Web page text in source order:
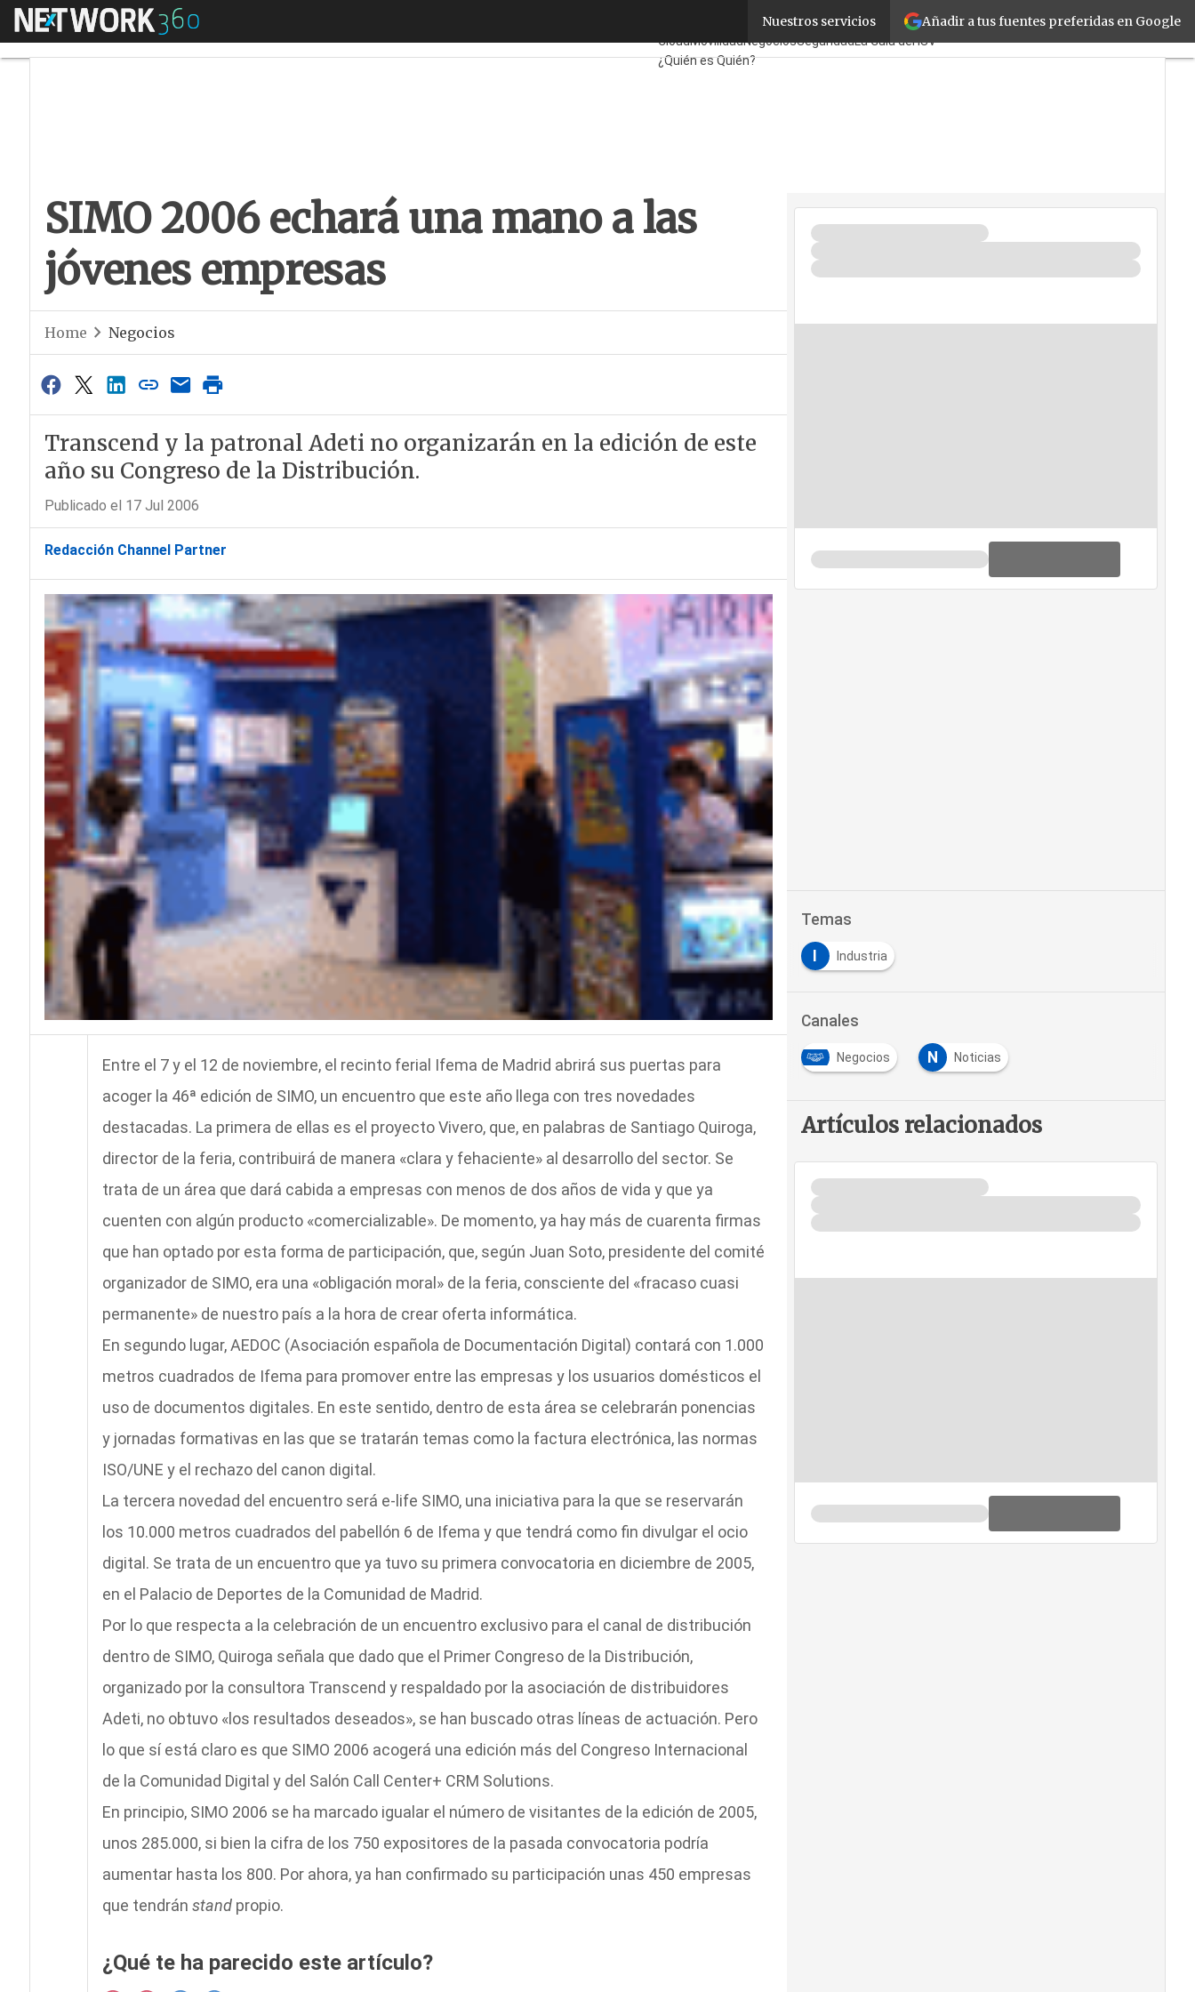
Añadir a tus fuentes preferidas en Google
Nuestros servicios
Menú MayoristasTicPymesCorporateRetail
CloudMovilidadNegociosSeguridadLa Guía del ISV
¿Quién es Quién?
SIMO 2006 echará una mano a las
jóvenes empresas
Home Negocios
Transcend y la patronal Adeti no organizarán en la edición de este
año su Congreso de la Distribución.
Publicado el 17 Jul 2006
Redacción Channel Partner
Entre el 7 y el 12 de noviembre, el recinto ferial Ifema de Madrid abrirá sus puertas para
acoger la 46ª edición de SIMO, un encuentro que este año llega con tres novedades
destacadas. La primera de ellas es el proyecto Vivero, que, en palabras de Santiago Quiroga,
director de la feria, contribuirá de manera «clara y fehaciente» al desarrollo del sector. Se
trata de un área que dará cabida a empresas con menos de dos años de vida y que ya
cuenten con algún producto «comercializable». De momento, ya hay más de cuarenta firmas
que han optado por esta forma de participación, que, según Juan Soto, presidente del comité
organizador de SIMO, era una «obligación moral» de la feria, consciente del «fracaso cuasi
permanente» de nuestro país a la hora de crear oferta informática.
En segundo lugar, AEDOC (Asociación española de Documentación Digital) contará con 1.000
metros cuadrados de Ifema para promover entre las empresas y los usuarios domésticos el
uso de documentos digitales. En este sentido, dentro de esta área se celebrarán ponencias
y jornadas formativas en las que se tratarán temas como la factura electrónica, las normas
ISO/UNE y el rechazo del canon digital.
La tercera novedad del encuentro será e-life SIMO, una iniciativa para la que se reservarán
los 10.000 metros cuadrados del pabellón 6 de Ifema y que tendrá como fin divulgar el ocio
digital. Se trata de un encuentro que ya tuvo su primera convocatoria en diciembre de 2005,
en el Palacio de Deportes de la Comunidad de Madrid.
Por lo que respecta a la celebración de un encuentro exclusivo para el canal de distribución
dentro de SIMO, Quiroga señala que dado que el Primer Congreso de la Distribución,
organizado por la consultora Transcend y respaldado por la asociación de distribuidores
Adeti, no obtuvo «los resultados deseados», se han buscado otras líneas de actuación. Pero
lo que sí está claro es que SIMO 2006 acogerá una edición más del Congreso Internacional
de la Comunidad Digital y del Salón Call Center+ CRM Solutions.
En principio, SIMO 2006 se ha marcado igualar el número de visitantes de la edición de 2005,
unos 285.000, si bien la cifra de los 750 expositores de la pasada convocatoria podría
aumentar hasta los 800. Por ahora, ya han confirmado su participación unas 450 empresas
que tendrán standpropio.
¿Qué te ha parecido este artículo?
Temas
Industria
Canales
Negocios N Noticias
Artículos relacionados